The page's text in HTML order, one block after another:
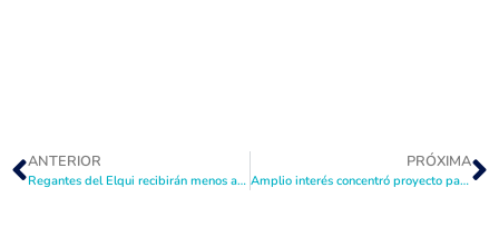
ANTERIOR
Regantes del Elqui recibirán menos agua a partir de mayo
PRÓXIMA
Amplio interés concentró proyecto para crear el Centro Regional de Información del Agua